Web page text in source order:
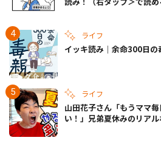
ライフ
イッキ読み｜余命300日の
ライフ
山田花子さん「もうママ
い！」兄弟夏休みのリア